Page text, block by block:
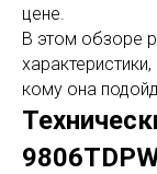
цене.
В этом обзоре
кому она